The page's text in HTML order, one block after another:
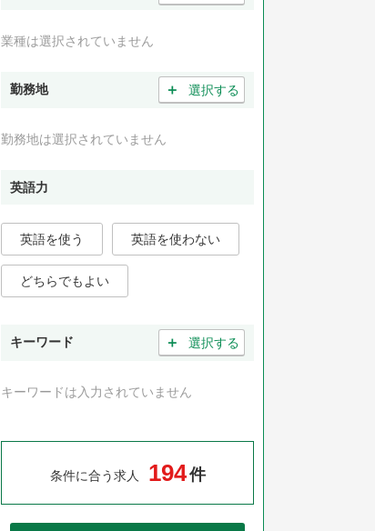
業種は選択されていません
勤務地 ＋ 選択する
勤務地は選択されていません
英語力
英語を使う 英語を使わない
どちらでもよい
キーワード ＋ 選択する
キーワードは入力されていません
条件に合う求人 194件